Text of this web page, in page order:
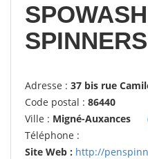
Adresse : 37 bis rue
Code postal : 86440
Ville : Migné-Auxances
Téléphone :
Site Web : http://